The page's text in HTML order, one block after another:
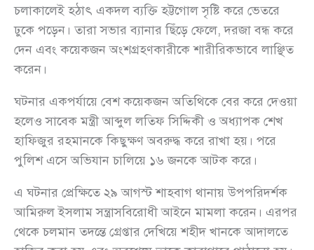
চলাকালেই হঠাৎ একদল ব্যক্তি হট্টগোল সৃষ্টি করে ভেতরে
ঢুকে পড়েন। তারা সভার ব্যানার ছিঁড়ে ফেলে, দরজা বন্ধ করে
দেন এবং কয়েকজন অংশগ্রহণকারীকে শারীরিকভাবে লাঞ্ছিত
করেন।
ঘটনার একপর্যায়ে বেশ কয়েকজন অতিথিকে বের করে দেওয়া
হলেও সাবেক মন্ত্রী আব্দুল লতিফ সিদ্দিকী ও অধ্যাপক শেখ
হাফিজুর রহমানকে কিছুক্ষণ অবরুদ্ধ করে রাখা হয়। পরে
পুলিশ এসে অভিযান চালিয়ে ১৬ জনকে আটক করে।
এ ঘটনার প্রেক্ষিতে ২৯ আগস্ট শাহবাগ থানায় উপপরিদর্শক
আমিরুল ইসলাম সন্ত্রাসবিরোধী আইনে মামলা করেন। এরপর
থেকে চলমান তদন্তে গ্রেপ্তার দেখিয়ে শহীদ খানকে আদালতে